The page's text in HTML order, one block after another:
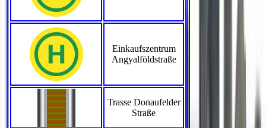
Einkaufszentrum
Angyalföldstraße
Trasse Donaufelder
Straße